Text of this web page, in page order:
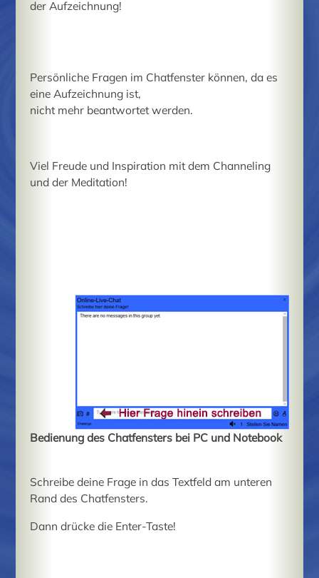
der Aufzeichnung!
Persönliche Fragen im Chatfenster können, da es
eine Aufzeichnung ist,
nicht mehr beantwortet werden.
Viel Freude und Inspiration mit dem Channeling
und der Meditation!
Bedienung des Chatfensters bei PC und Notebook
Schreibe deine Frage in das Textfeld am unteren
Rand des Chatfensters.
Dann drücke die Enter-Taste!